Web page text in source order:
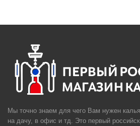
Мы точно знаем для чего Вам нужен
на дачу, в офис и тд. Это первый